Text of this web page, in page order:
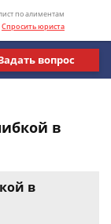
по алиментам
Спросить юриста
вопрос
в
в